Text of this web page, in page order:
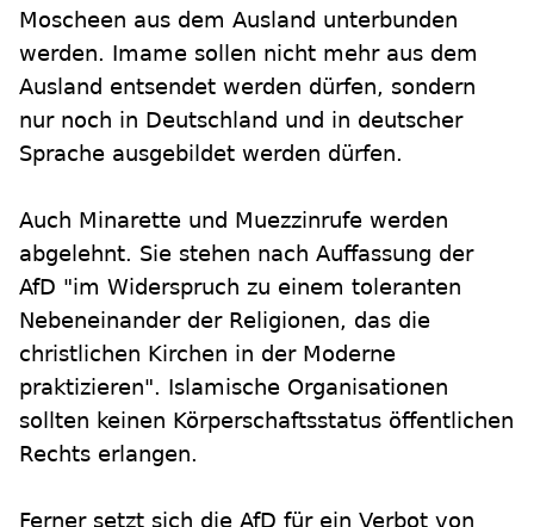
Moscheen aus dem Ausland unterbunden
werden. Imame sollen nicht mehr aus dem
Ausland entsendet werden dürfen, sondern
nur noch in Deutschland und in deutscher
Sprache ausgebildet werden dürfen.
Auch Minarette und Muezzinrufe werden
abgelehnt. Sie stehen nach Auffassung der
AfD "im Widerspruch zu einem toleranten
Nebeneinander der Religionen, das die
christlichen Kirchen in der Moderne
praktizieren". Islamische Organisationen
sollten keinen Körperschaftsstatus öffentlichen
Rechts erlangen.
Ferner setzt sich die AfD für ein Verbot von